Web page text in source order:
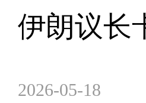
伊朗议长
2026-05-18